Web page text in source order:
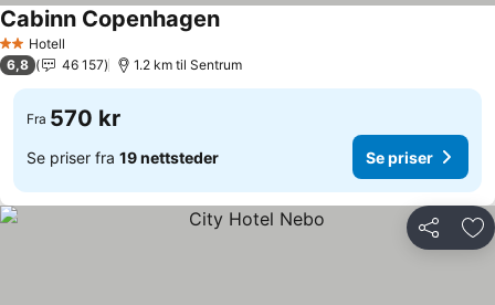
2 Stjerner
Hotell
Cabinn Copenhagen
6,8 46 157 1.2 km til Sentrum
Fra 570 kr
Se priser fra 19 nettsteder Se priser
Del